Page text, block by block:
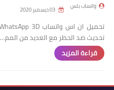
واتساب بلس
تحديث ضد الحظر مع العديد من المم…
قراءة المزيد